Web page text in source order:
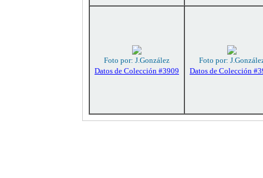
Foto por: J.González
Datos de Colección #3909
Foto por:
Datos de Colección